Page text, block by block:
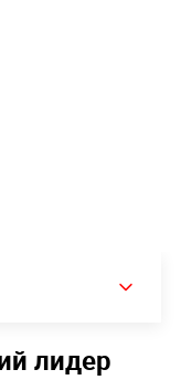
лидер